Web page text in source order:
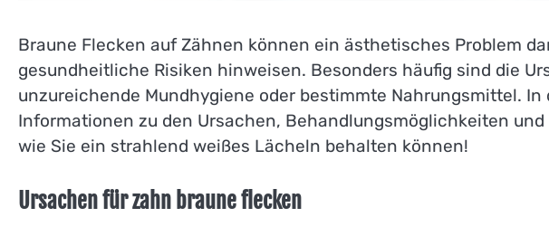
Braune Flecken auf Zähnen können ein ästhetisches Problem
gesundheitliche Risiken hinweisen. Besonders häufig sind die
unzureichende Mundhygiene oder bestimmte Nahrungsmittel.
Informationen zu den Ursachen, Behandlungsmöglichkeiten und
wie Sie ein strahlend weißes Lächeln behalten können!
Ursachen für zahn braune flecken